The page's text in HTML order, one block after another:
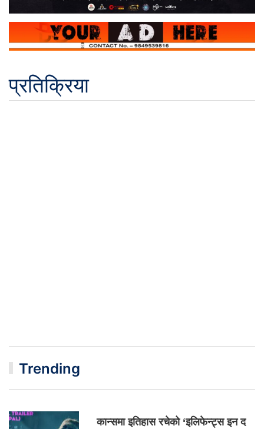
प्रतिक्रिया
Trending
कान्समा इतिहास रचेको ‘इलिफेन्ट्स इन द